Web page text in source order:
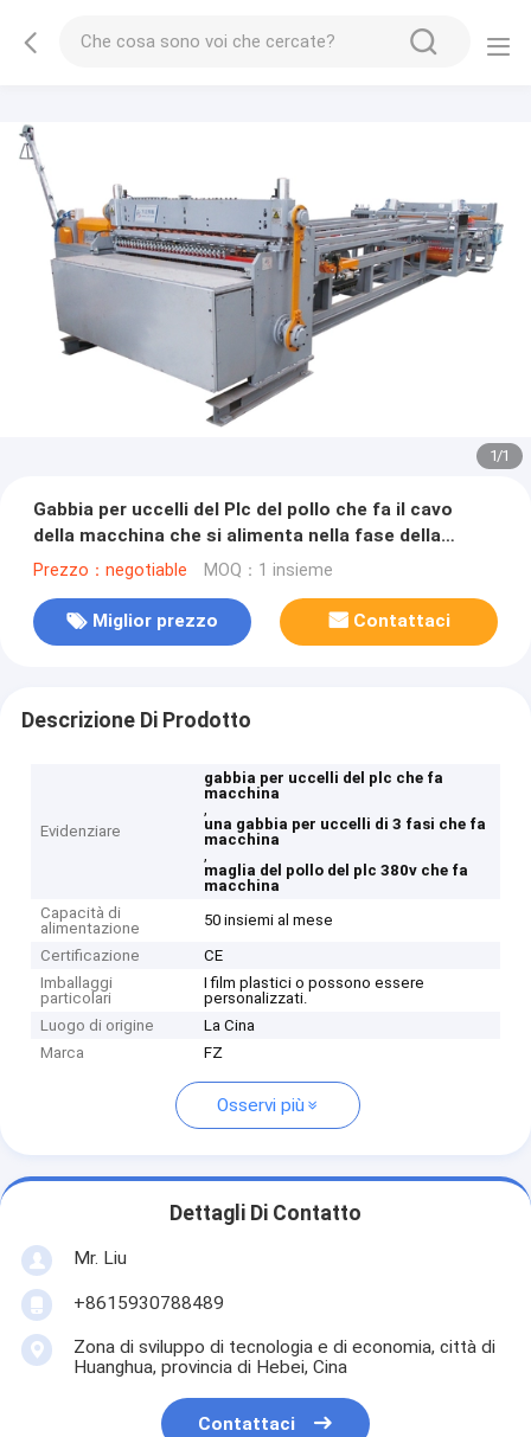
1/1
Gabbia per uccelli del Plc del pollo che fa il cavo
della macchina che si alimenta nella fase della
maglia 3 della divisione della bobina
Prezzo：negotiable MOQ：1 insieme
Miglior prezzo Contattaci
Descrizione Di Prodotto
Evidenziare
gabbia per uccelli del plc che fa
macchina
,
una gabbia per uccelli di 3 fasi che fa
macchina
,
maglia del pollo del plc 380v che fa
macchina
Capacità di
alimentazione
50 insiemi al mese
Certificazione
CE
Imballaggi
particolari
I film plastici o possono essere
personalizzati.
Luogo di origine
La Cina
Marca
FZ
Osservi più
Dettagli Di Contatto
Mr. Liu
+8615930788489
Zona di sviluppo di tecnologia e di economia, città di
Huanghua, provincia di Hebei, Cina
Contattaci